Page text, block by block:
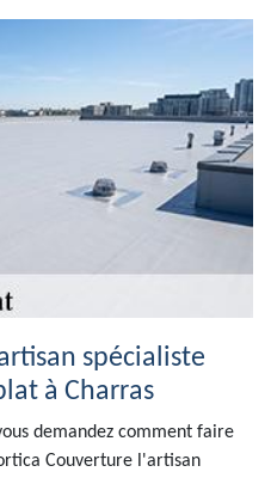
spécialiste
à Charras
demandez comment faire
Couverture l'artisan